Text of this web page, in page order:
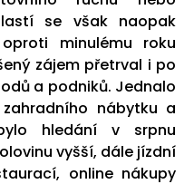
se však naopak
minulému roku
zájem přetrval i po
a podniků. Jednalo
nábytku a
hledání v srpnu
vyšší, dále jízdní
online nákupy